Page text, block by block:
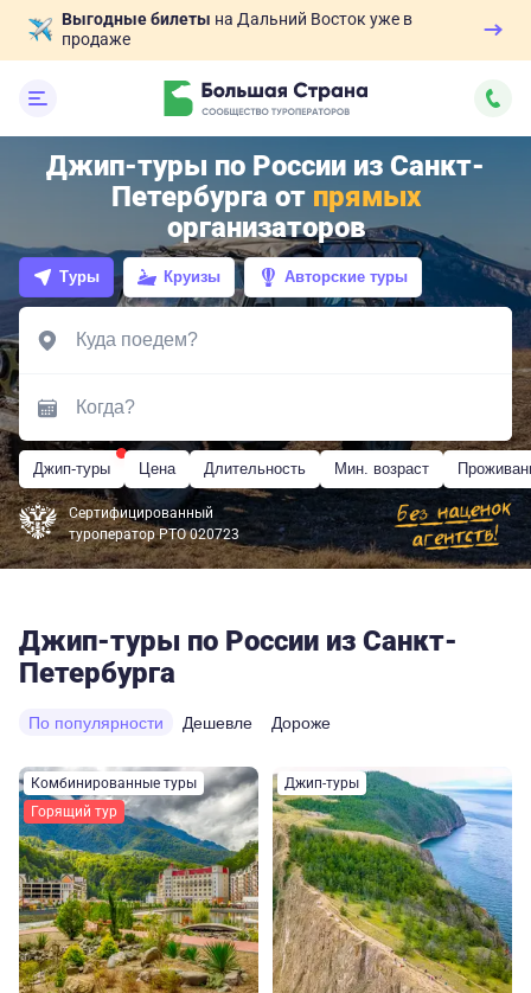
Выгодные билеты на Дальний Восток уже в
продаже
Джип-туры по России из Санкт-
Петербурга от прямых
организаторов
Туры Круизы Авторские туры
Джип-туры Цена Длительность Мин. возраст
Сертифицированный
туроператор РТО 020723
Джип-туры по России из Санкт-
Петербурга
По популярности Дешевле Дороже
Комбинированные туры
Горящий тур
Джип-туры